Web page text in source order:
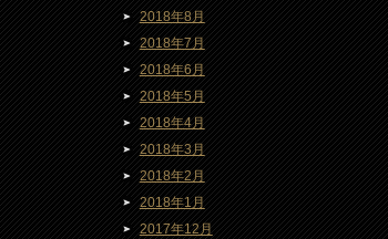
2018年8月
2018年7月
2018年6月
2018年5月
2018年4月
2018年3月
2018年2月
2018年1月
2017年12月